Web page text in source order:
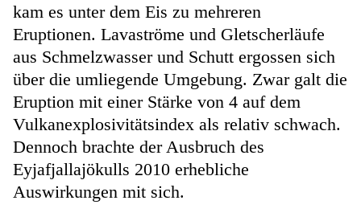
kam es unter dem Eis zu mehreren
Eruptionen. Lavaströme und Gletscherläufe
aus Schmelzwasser und Schutt ergossen sich
über die umliegende Umgebung. Zwar galt die
Eruption mit einer Stärke von 4 auf dem
Vulkanexplosivitätsindex als relativ schwach.
Dennoch brachte der Ausbruch des
Eyjafjallajökulls 2010 erhebliche
Auswirkungen mit sich.